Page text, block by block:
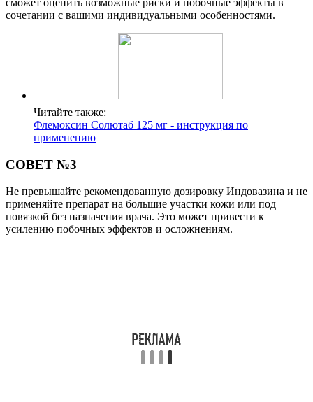
сочетании с вашими индивидуальными особенностями.
Читайте также:
Флемоксин Солютаб 125 мг - инструкция по
применению
СОВЕТ №3
Не превышайте рекомендованную дозировку Индовазина и не
применяйте препарат на большие участки кожи или под
повязкой без назначения врача. Это может привести к
усилению побочных эффектов и осложнениям.